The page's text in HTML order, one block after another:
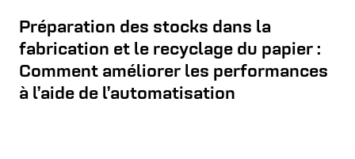
Préparation des stocks dans la
fabrication et le recyclage du papier :
Comment améliorer les performances
à l’aide de l’automatisation